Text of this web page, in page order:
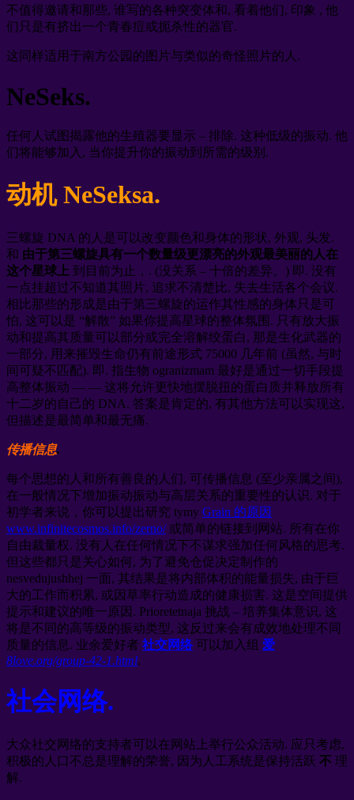
不值得邀请和那些, 谁写的各种突变体和, 看着他们, 印象 , 他
们只是有挤出一个青春痘或扼杀性的器官.
这同样适用于南方公园的图片与类似的奇怪照片的人.
NeSeks.
任何人试图揭露他的生殖器要显示 – 排除. 这种低级的振动. 他
们将能够加入, 当你提升你的振动到所需的级别.
动机 NeSeksa.
三螺旋 DNA 的人是可以改变颜色和身体的形状, 外观, 头发.
和 由于第三螺旋具有一个数量级更漂亮的外观最美丽的人在
这个星球上 到目前为止，. (没关系 – 十倍的差异。) 即. 没有
一点挂超过不知道其照片, 追求不清楚比, 失去生活各个会议.
相比那些的形成是由于第三螺旋的运作其性感的身体只是可
怕, 这可以是 “解散” 如果你提高星球的整体氛围. 只有放大振
动和提高其质量可以部分或完全溶解绞蛋白, 那是生化武器的
一部分, 用来摧毁生命仍有前途形式 75000 几年前 (虽然, 与时
间可疑不匹配). 即. 指生物 ogranizmam 最好是通过一切手段提
高整体振动 — — 这将允许更快地摆脱扭的蛋白质并释放所有
十二岁的自己的 DNA. 答案是肯定的, 有其他方法可以实现这,
但描述是最简单和最无痛.
传播信息.
每个思想的人和所有善良的人们, 可传播信息 (至少亲属之间),
在一般情况下增加振动振动与高层关系的重要性的认识. 对于
初学者来说，你可以提出研究 tymy Grain 的原因
www.infinitecosmos.info/zerno/或简单的链接到网站. 所有在你
自由裁量权. 没有人在任何情况下不谋求强加任何风格的思考.
但这些都只是关心如何, 为了避免仓促决定制作的
nesvedujushhej 一面, 其结果是将内部体积的能量损失, 由于巨
大的工作而积累, 或因草率行动造成的健康损害. 这是空间提供
提示和建议的唯一原因. Prioretetnaja 挑战 – 培养集体意识, 这
将是不同的高等级的振动类型, 这反过来会有成效地处理不同
质量的信息. 业余爱好者 社交网络 可以加入组 爱
8love.org/group-42-1.html.
社会网络.
大众社交网络的支持者可以在网站上举行公众活动. 应只考虑,
积极的人口不总是理解的荣誉, 因为人工系统是保持活跃 不 理
解.